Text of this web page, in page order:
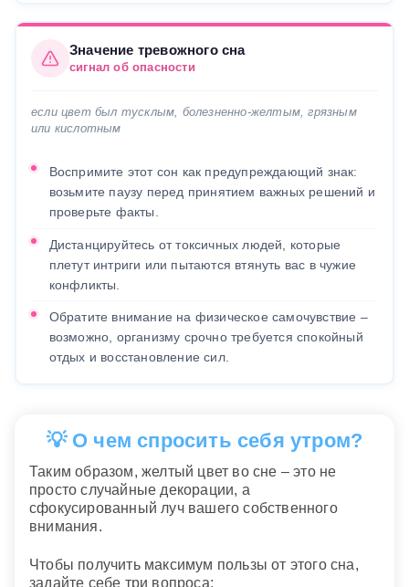
Значение тревожного сна
сигнал об опасности
если цвет был тусклым, болезненно-желтым, грязным
или кислотным
Воспримите этот сон как предупреждающий знак:
возьмите паузу перед принятием важных решений и
проверьте факты.
Дистанцируйтесь от токсичных людей, которые
плетут интриги или пытаются втянуть вас в чужие
конфликты.
Обратите внимание на физическое самочувствие –
возможно, организму срочно требуется спокойный
отдых и восстановление сил.
💡 О чем спросить себя утром?
Таким образом, желтый цвет во сне – это не
просто случайные декорации, а
сфокусированный луч вашего собственного
внимания.
Чтобы получить максимум пользы от этого сна,
задайте себе три вопроса: